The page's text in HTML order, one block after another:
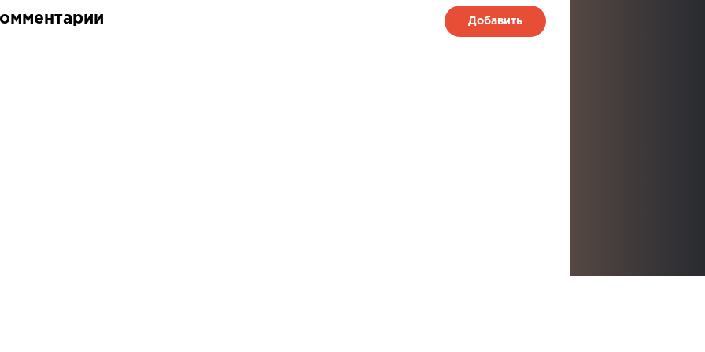
Добавить